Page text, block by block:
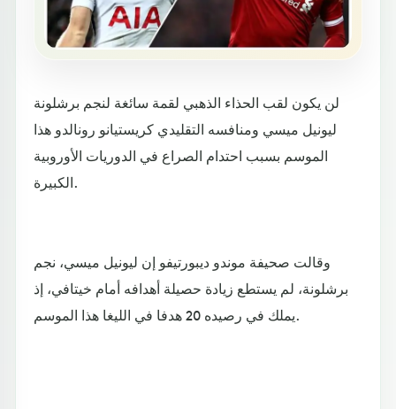
لن يكون لقب الحذاء الذهبي لقمة سائغة لنجم برشلونة
ليونيل ميسي ومنافسه التقليدي كريستيانو رونالدو هذا
الموسم بسبب احتدام الصراع في الدوريات الأوروبية
الكبيرة.
وقالت صحيفة موندو ديبورتيفو إن ليونيل ميسي، نجم
برشلونة، لم يستطع زيادة حصيلة أهدافه أمام خيتافي، إذ
يملك في رصيده 20 هدفا في الليغا هذا الموسم.